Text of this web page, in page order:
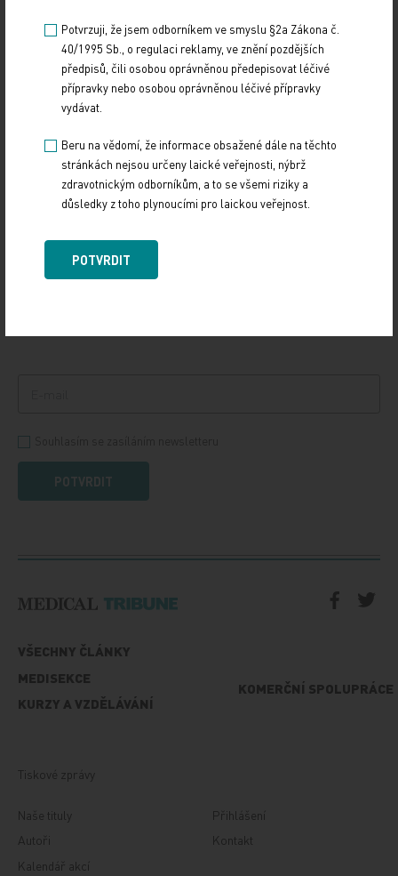
Vláda schválila Národní kardiovaskulární plán
12. 12. 2024
Vláda na svém zasedání ve středu 11. prosince schválila
důležitý dokument, Národní kardiovaskulární plán. Ten
definuje potřebné změny v oblasti…
PŘIHLASTE SE K ODBĚRU NOVINEK.
Udržujte si přehled
POTVRDIT
VŠECHNY ČLÁNKY
MEDISEKCE
KURZY A VZDĚLÁVÁNÍ
KOMERČNÍ SPOLUPRÁCE
Tiskové zprávy
Naše tituly
Autoři
Kalendář akcí
Přihlášení
Kontakt
Potvrzuji, že jsem odborníkem ve smyslu §2a Zákona č.
40/1995 Sb., o regulaci reklamy, ve znění pozdějších
předpisů, čili osobou oprávněnou předepisovat léčivé
přípravky nebo osobou oprávněnou léčivé přípravky
vydávat.
Beru na vědomí, že informace obsažené dále na těchto
stránkách nejsou určeny laické veřejnosti, nýbrž
zdravotnickým odborníkům, a to se všemi riziky a
důsledky z toho plynoucími pro laickou veřejnost.
POTVRDIT